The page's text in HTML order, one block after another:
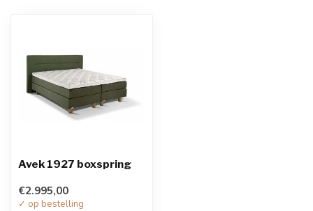
Avek 1927 boxspring
€2.995,00
✓ op bestelling